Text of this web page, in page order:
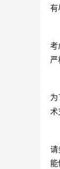
有
考
术
请
能